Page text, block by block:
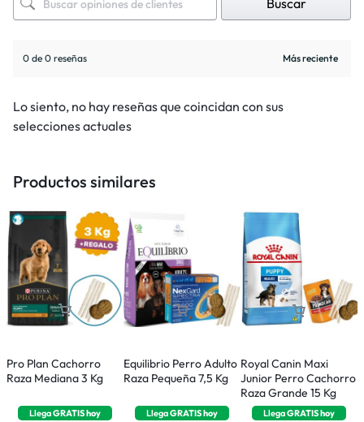
0 de 0 reseñas
Lo siento, no hay reseñas que coincidan con sus
selecciones actuales
Productos similares
Pro Plan Cachorro
Raza Mediana 3 Kg
LlegaGRATIShoy
Equilibrio Perro Adulto
Raza Pequeña 7,5 Kg
LlegaGRATIShoy
Royal Canin Maxi
Junior Perro Cachorro
Raza Grande 15 Kg
LlegaGRATIShoy